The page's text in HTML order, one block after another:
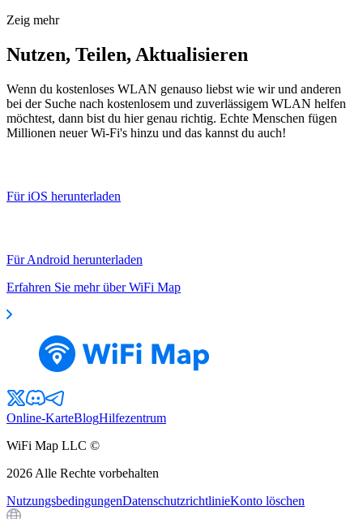
Zeig mehr
Nutzen, Teilen, Aktualisieren
Wenn du kostenloses WLAN genauso liebst wie wir und anderen
bei der Suche nach kostenlosem und zuverlässigem WLAN helfen
möchtest, dann bist du hier genau richtig. Echte Menschen fügen
Millionen neuer Wi-Fi's hinzu und das kannst du auch!
Für iOS herunterladen
Für Android herunterladen
Erfahren Sie mehr über WiFi Map
Online-KarteBlogHilfezentrum
WiFi Map LLC ©
2026 Alle Rechte vorbehalten
NutzungsbedingungenDatenschutzrichtlinieKonto löschen